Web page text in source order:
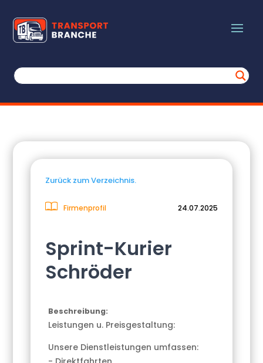
Zurück zum Verzeichnis.
Firmenprofil 24.07.2025
Sprint-Kurier
Schröder
Beschreibung:
Leistungen u. Preisgestaltung:
Unsere Dienstleistungen umfassen: